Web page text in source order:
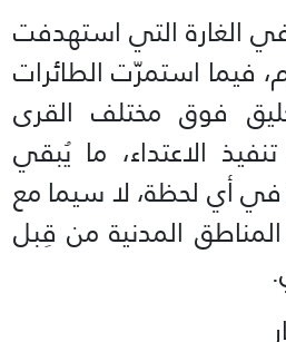
الغارة التي استهدفت
فيما استمرّت الطائرات
فوق مختلف القرى
الاعتداء، ما يُبقي
في أي لحظة، لا سيما مع
المدنية من قِبل